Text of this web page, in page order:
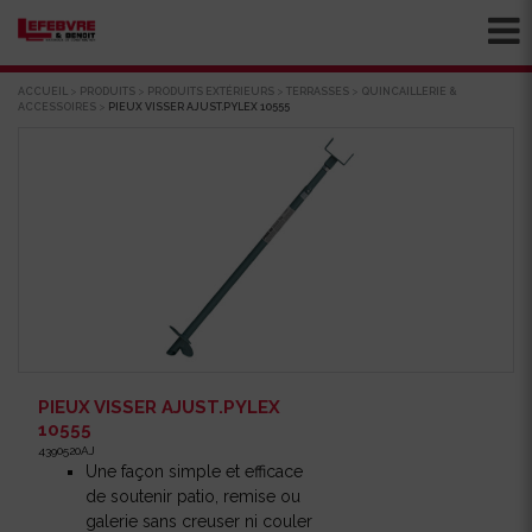
ACCUEIL > PRODUITS > PRODUITS EXTÉRIEURS > TERRASSES > QUINCAILLERIE &
ACCESSOIRES > PIEUX VISSER AJUST.PYLEX 10555
PIEUX VISSER AJUST.PYLEX
10555
4390520AJ
Une façon simple et efficace
de soutenir patio, remise ou
galerie sans creuser ni couler